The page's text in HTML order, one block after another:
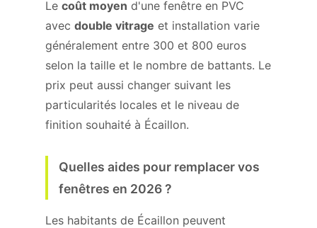
Le coût moyen d'une fenêtre en PVC
avec double vitrage et installation varie
généralement entre 300 et 800 euros
selon la taille et le nombre de battants. Le
prix peut aussi changer suivant les
particularités locales et le niveau de
finition souhaité à Écaillon.
Quelles aides pour remplacer vos
fenêtres en 2026 ?
Les habitants de Écaillon peuvent